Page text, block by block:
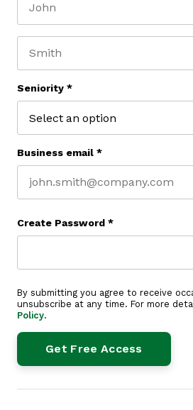
Seniority *
Business email *
Create Password *
By submitting you agree to receive
unsubscribe at any time. For more
Policy.